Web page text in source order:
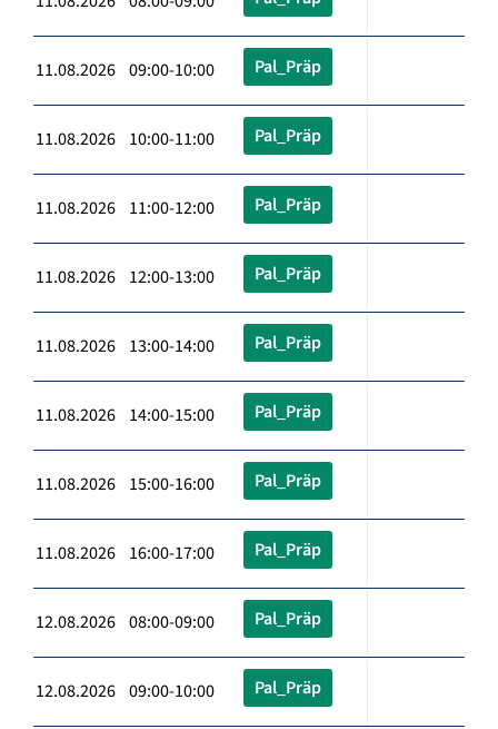
11.08.2026 09:00-10:00 Pal_Präp
11.08.2026 10:00-11:00 Pal_Präp
11.08.2026 11:00-12:00 Pal_Präp
11.08.2026 12:00-13:00 Pal_Präp
11.08.2026 13:00-14:00 Pal_Präp
11.08.2026 14:00-15:00 Pal_Präp
11.08.2026 15:00-16:00 Pal_Präp
11.08.2026 16:00-17:00 Pal_Präp
12.08.2026 08:00-09:00 Pal_Präp
12.08.2026 09:00-10:00 Pal_Präp